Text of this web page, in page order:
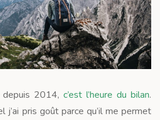
depuis 2014, c’est l’heure du bilan.
j’ai pris goût parce qu’il me permet